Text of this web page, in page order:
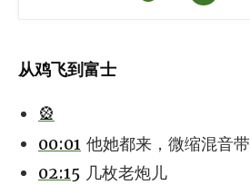
从鸡飞到富士
🎡
00:01 他她都来，微缩混音带
02:15 几枚老炮儿